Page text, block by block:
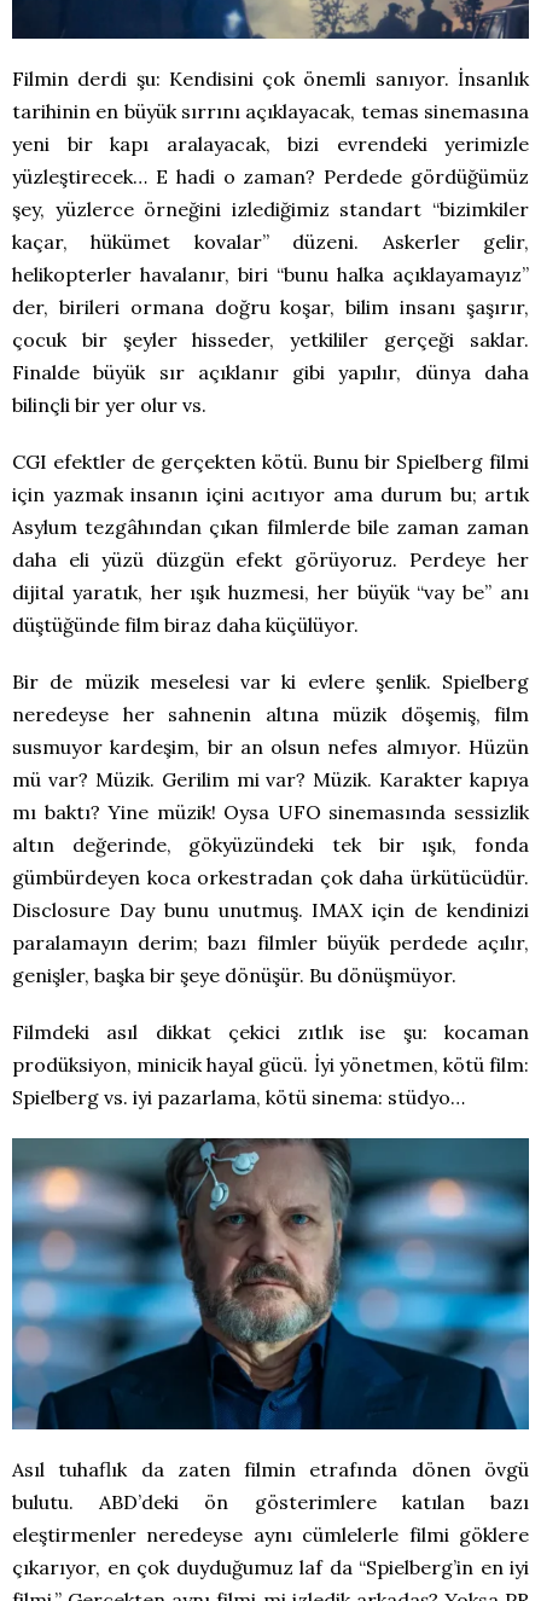
Filmin derdi şu: Kendisini çok önemli sanıyor. İnsanlık
tarihinin en büyük sırrını açıklayacak, temas sinemasına
yeni bir kapı aralayacak, bizi evrendeki yerimizle
yüzleştirecek… E hadi o zaman? Perdede gördüğümüz
şey, yüzlerce örneğini izlediğimiz standart “bizimkiler
kaçar, hükümet kovalar” düzeni. Askerler gelir,
helikopterler havalanır, biri “bunu halka açıklayamayız”
der, birileri ormana doğru koşar, bilim insanı şaşırır,
çocuk bir şeyler hisseder, yetkililer gerçeği saklar.
Finalde büyük sır açıklanır gibi yapılır, dünya daha
bilinçli bir yer olur vs.
CGI efektler de gerçekten kötü. Bunu bir Spielberg filmi
için yazmak insanın içini acıtıyor ama durum bu; artık
Asylum tezgâhından çıkan filmlerde bile zaman zaman
daha eli yüzü düzgün efekt görüyoruz. Perdeye her
dijital yaratık, her ışık huzmesi, her büyük “vay be” anı
düştüğünde film biraz daha küçülüyor.
Bir de müzik meselesi var ki evlere şenlik. Spielberg
neredeyse her sahnenin altına müzik döşemiş, film
susmuyor kardeşim, bir an olsun nefes almıyor. Hüzün
mü var? Müzik. Gerilim mi var? Müzik. Karakter kapıya
mı baktı? Yine müzik! Oysa UFO sinemasında sessizlik
altın değerinde, gökyüzündeki tek bir ışık, fonda
gümbürdeyen koca orkestradan çok daha ürkütücüdür.
Disclosure Day bunu unutmuş. IMAX için de kendinizi
paralamayın derim; bazı filmler büyük perdede açılır,
genişler, başka bir şeye dönüşür. Bu dönüşmüyor.
Filmdeki asıl dikkat çekici zıtlık ise şu: kocaman
prodüksiyon, minicik hayal gücü. İyi yönetmen, kötü film:
Spielberg vs. iyi pazarlama, kötü sinema: stüdyo…
Asıl tuhaflık da zaten filmin etrafında dönen övgü
bulutu. ABD’deki ön gösterimlere katılan bazı
eleştirmenler neredeyse aynı cümlelerle filmi göklere
çıkarıyor, en çok duyduğumuz laf da “Spielberg’in en iyi